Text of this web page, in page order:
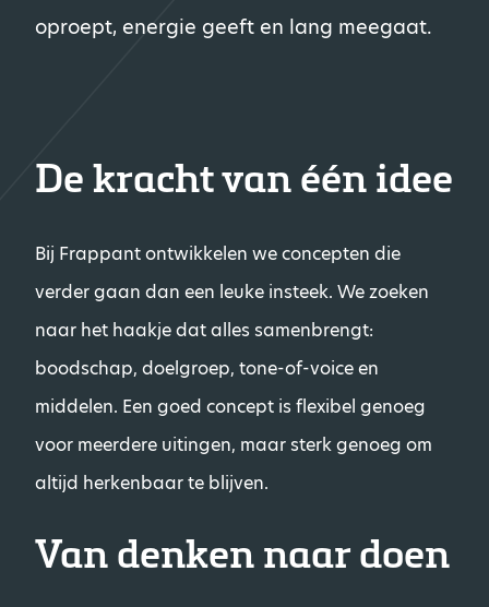
oproept, energie geeft en lang meegaat.
De kracht van één idee
Bij Frappant ontwikkelen we concepten die
verder gaan dan een leuke insteek. We zoeken
naar het haakje dat alles samenbrengt:
boodschap, doelgroep, tone-of-voice en
middelen. Een goed concept is flexibel genoeg
voor meerdere uitingen, maar sterk genoeg om
altijd herkenbaar te blijven.
Van denken naar doen